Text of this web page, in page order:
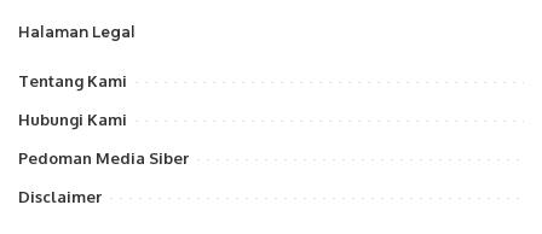
Halaman Legal
Tentang Kami
Hubungi Kami
Pedoman Media Siber
Disclaimer